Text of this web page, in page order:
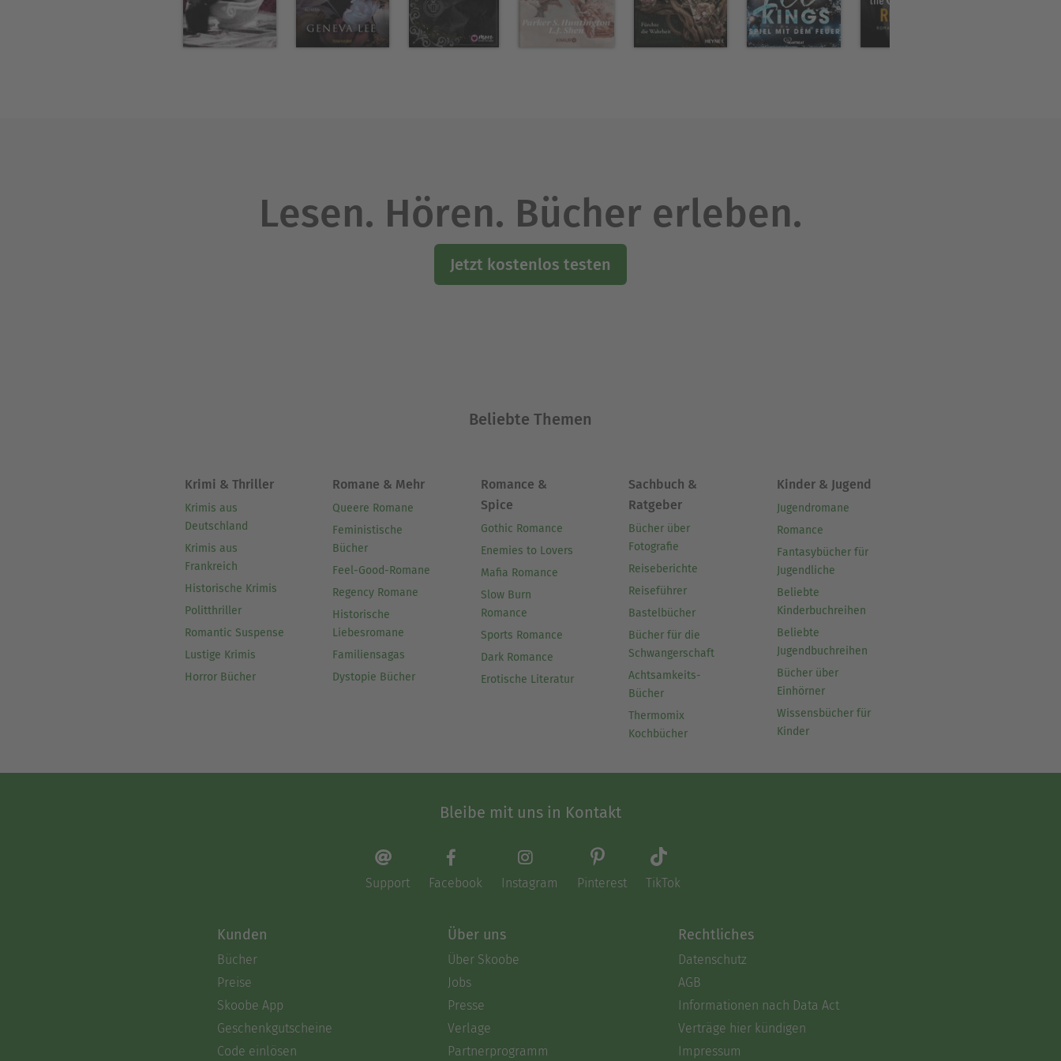
Lesen. Hören. Bücher erleben.
Jetzt kostenlos testen
Beliebte Themen
Krimi & Thriller
Krimis aus
Deutschland
Krimis aus
Frankreich
Historische Krimis
Politthriller
Romantic Suspense
Lustige Krimis
Horror Bücher
Romane & Mehr
Queere Romane
Feministische
Bücher
Feel-Good-Romane
Regency Romane
Historische
Liebesromane
Familiensagas
Dystopie Bücher
Romance &
Spice
Gothic Romance
Enemies to Lovers
Mafia Romance
Slow Burn
Romance
Sports Romance
Dark Romance
Erotische Literatur
Sachbuch &
Ratgeber
Bücher über
Fotografie
Reiseberichte
Reiseführer
Bastelbücher
Bücher für die
Schwangerschaft
Achtsamkeits-
Bücher
Thermomix
Kochbücher
Kinder & Jugend
Jugendromane
Romance
Fantasybücher für
Jugendliche
Beliebte
Kinderbuchreihen
Beliebte
Jugendbuchreihen
Bücher über
Einhörner
Wissensbücher für
Kinder
Bleibe mit uns in Kontakt
Support Facebook Instagram Pinterest TikTok
Kunden
Bücher
Preise
Skoobe App
Geschenkgutscheine
Code einlösen
Über uns
Über Skoobe
Jobs
Presse
Verlage
Partnerprogramm
Rechtliches
Datenschutz
AGB
Informationen nach Data Act
Verträge hier kündigen
Impressum